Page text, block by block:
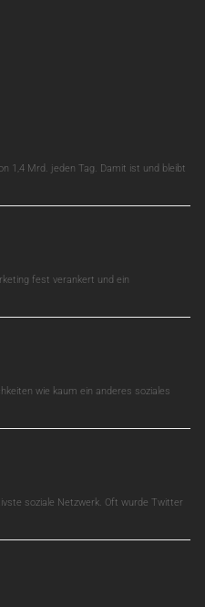
1,4 Mrd. jeden Tag. Damit ist und bleibt
fest verankert und ein
wie kaum ein anderes soziales
soziale Netzwerk. Oft wurde Twitter